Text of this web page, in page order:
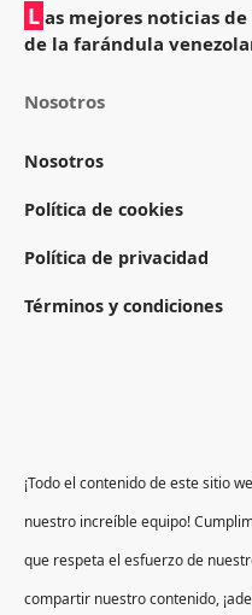
L as mejores noticias
de la farándula
Nosotros
Nosotros
Política de cookies
Política de privacidad
Términos y condiciones
¡Todo el contenido de este sitio
nuestro increíble equipo!
que respeta el esfuerzo de
compartir nuestro contenido,